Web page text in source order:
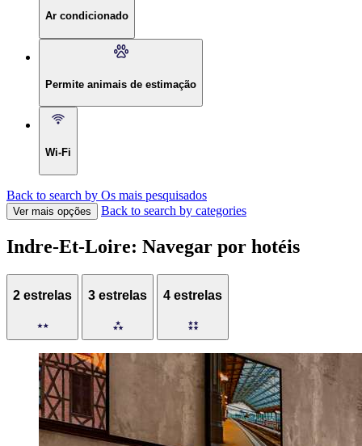
Ar condicionado
Permite animais de estimação
Wi-Fi
Back to search by Os mais pesquisados
Ver mais opções Back to search by categories
Indre-Et-Loire: Navegar por hotéis
2 estrelas 3 estrelas 4 estrelas